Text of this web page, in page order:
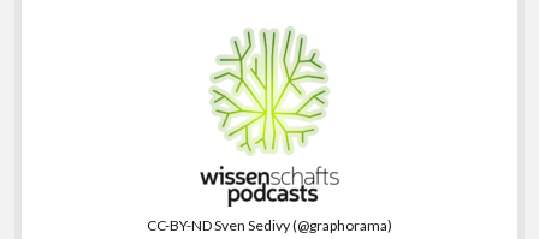
CC-BY-ND Sven Sedivy (@graphorama)